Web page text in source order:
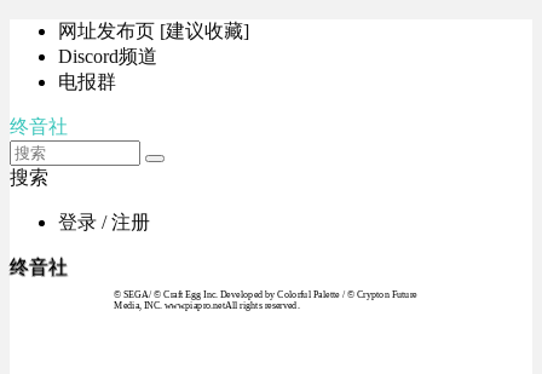
网址发布页 [建议收藏]
Discord频道
电报群
终音社
搜索
登录 / 注册
终音社
© SEGA / © Craft Egg Inc. Developed by Colorful Palette / © Crypton Future
Media, INC. www.piapro.netAll rights reserved.